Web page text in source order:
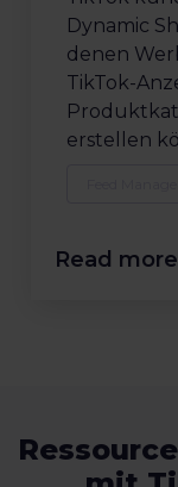
Dynamic
denen
TikTok-
erstellen
Read more